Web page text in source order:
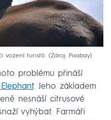
vození turistů. Zdroj: Pixabay
problému přináší
. Jeho základem
nesnáší citrusové
vyhýbat. Farmáři